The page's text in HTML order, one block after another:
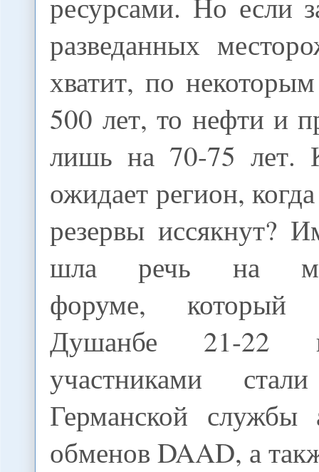
разведанных
хватит, по
500 лет, то нефти и
лишь на 70-75 лет.
ожидает регион,
резервы иссякнут?
шла речь на
форуме,
Душанбе 21-22
участниками
Германской службы
обменов DAAD, а